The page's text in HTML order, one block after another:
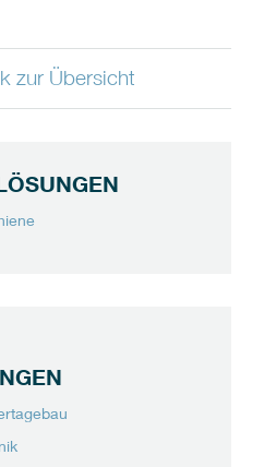
zur Übersicht